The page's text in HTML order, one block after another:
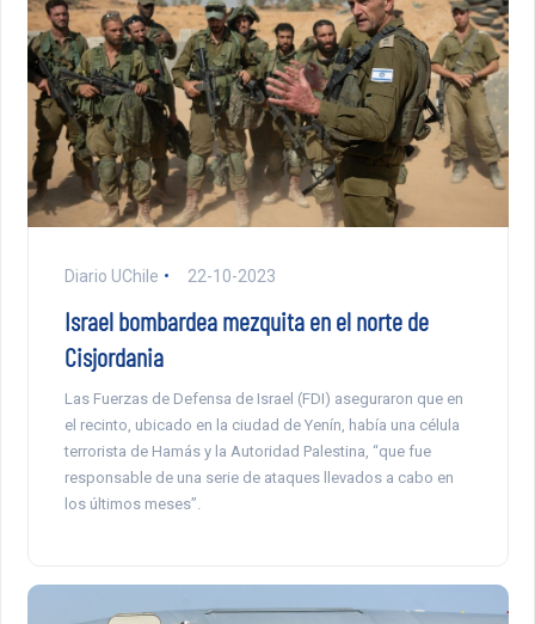
Diario UChile 22-10-2023
Israel bombardea mezquita en el norte de
Cisjordania
Las Fuerzas de Defensa de Israel (FDI) aseguraron que en
el recinto, ubicado en la ciudad de Yenín, había una célula
terrorista de Hamás y la Autoridad Palestina, “que fue
responsable de una serie de ataques llevados a cabo en
los últimos meses”.